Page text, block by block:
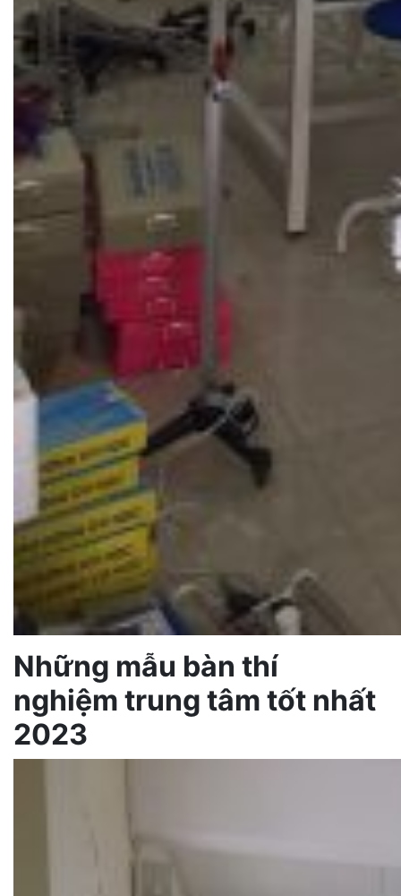
Những mẫu bàn thí
nghiệm trung tâm tốt nhất
2023